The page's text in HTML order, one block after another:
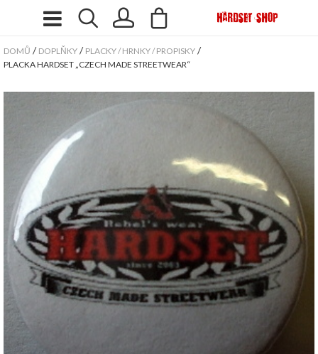
DOMŮ / DOPLŇKY / PLACKY / HRNKY / PROPISKY /
PLACKA HARDSET „CZECH MADE STREETWEAR“